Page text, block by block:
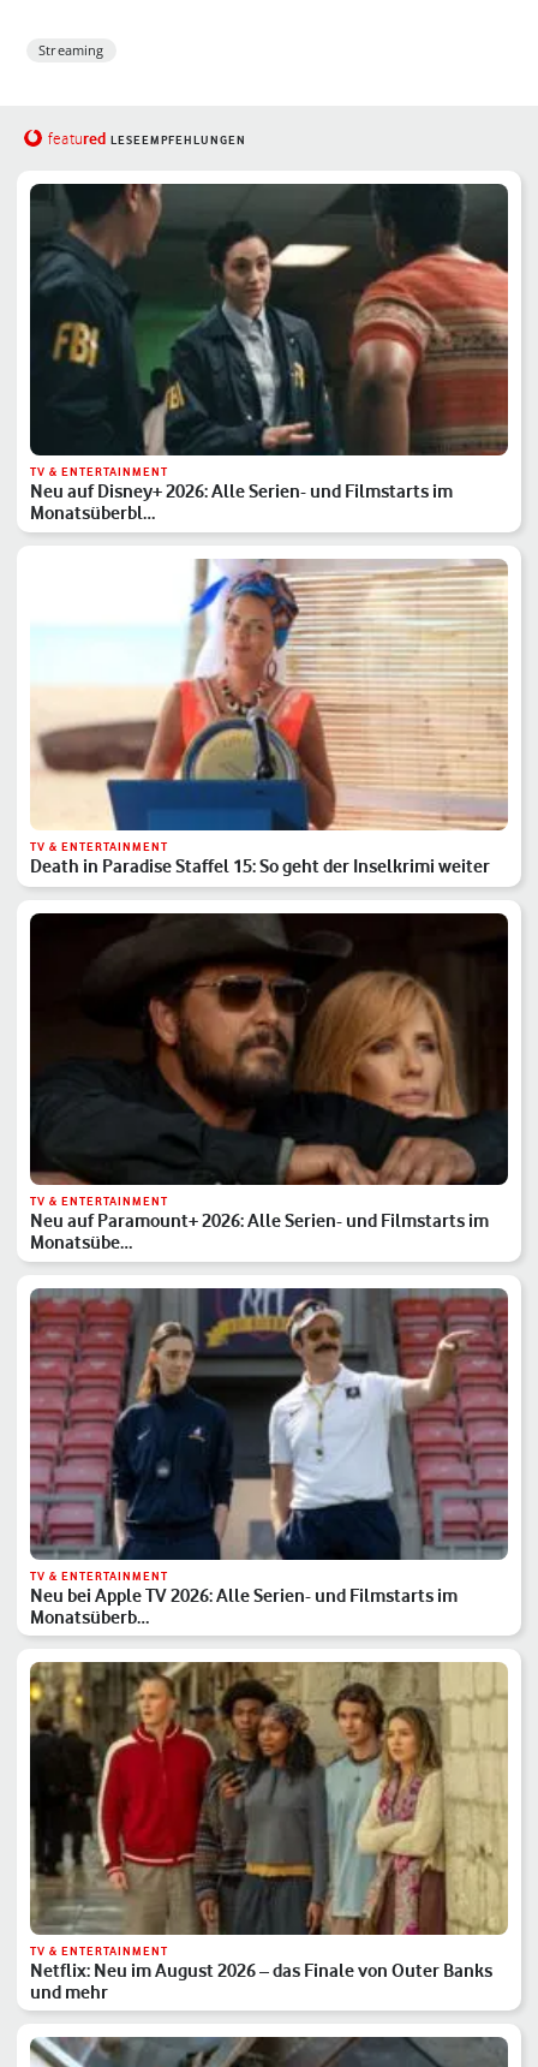
Streaming
featured LESEEMPFEHLUNGEN
TV & ENTERTAINMENT
Neu auf Disney+ 2026: Alle Serien- und Filmstarts im
Monatsüberbl…
TV & ENTERTAINMENT
Death in Paradise Staffel 15: So geht der Inselkrimi weiter
TV & ENTERTAINMENT
Neu auf Paramount+ 2026: Alle Serien- und Filmstarts im
Monatsübe…
TV & ENTERTAINMENT
Neu bei Apple TV 2026: Alle Serien- und Filmstarts im
Monatsüberb…
TV & ENTERTAINMENT
Netflix: Neu im August 2026 – das Finale von Outer Banks
und mehr